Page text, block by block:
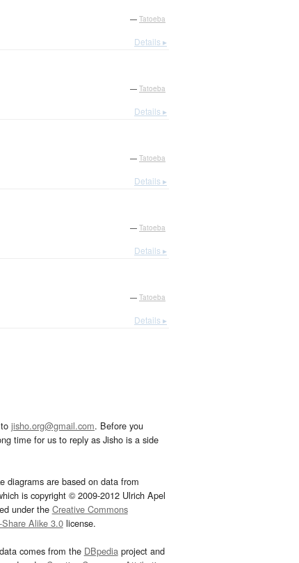
— Tatoeba
Details ▸
— Tatoeba
Details ▸
— Tatoeba
Details ▸
— Tatoeba
Details ▸
— Tatoeba
Details ▸
jisho.org@gmail.com. Before you
time for us to reply as Jisho is a side
diagrams are based on data from
is copyright © 2009-2012 Ulrich Apel
under the Creative Commons
Alike 3.0license.
comes from the DBpediaproject and